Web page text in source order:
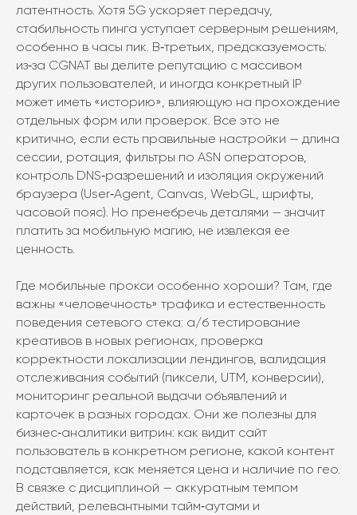
латентность. Хотя 5G ускоряет передачу,
стабильность пинга уступает серверным решениям,
особенно в часы пик. В‑третьих, предсказуемость:
из‑за CGNAT вы делите репутацию с массивом
других пользователей, и иногда конкретный IP
может иметь «историю», влияющую на прохождение
отдельных форм или проверок. Все это не
критично, если есть правильные настройки — длина
сессии, ротация, фильтры по ASN операторов,
контроль DNS‑разрешений и изоляция окружений
браузера (User‑Agent, Canvas, WebGL, шрифты,
часовой пояс). Но пренебречь деталями — значит
платить за мобильную магию, не извлекая ее
ценность.
Где мобильные прокси особенно хороши? Там, где
важны «человечность» трафика и естественность
поведения сетевого стека: а/б тестирование
креативов в новых регионах, проверка
корректности локализации лендингов, валидация
отслеживания событий (пиксели, UTM, конверсии),
мониторинг реальной выдачи объявлений и
карточек в разных городах. Они же полезны для
бизнес‑аналитики витрин: как видит сайт
пользователь в конкретном регионе, какой контент
подставляется, как меняется цена и наличие по гео.
В связке с дисциплиной — аккуратным темпом
действий, релевантными тайм‑аутами и